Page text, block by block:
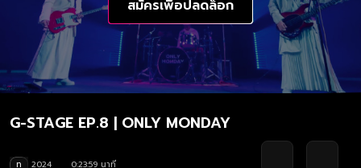
สมัครเพื่อปลดล็อก
G-STAGE EP.8 | ONLY MONDAY
ท 2024
0:23:59 นาที